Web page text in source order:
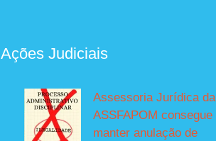
Judiciais
Assessoria Jurídica da
ASSFAPOM consegue
manter anulação de